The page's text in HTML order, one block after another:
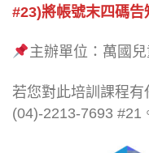
#23)將帳號末四碼告
主辦單位：萬國
若您對此培訓課程
(04)-2213-7693 #21